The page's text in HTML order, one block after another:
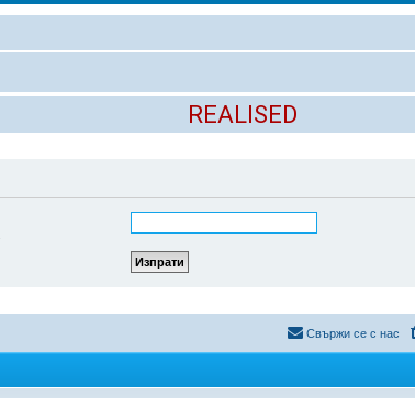
REALISED
Свържи се с нас